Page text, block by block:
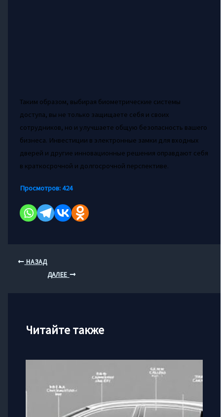
Таким образом, выбирая биометрические системы
доступа, вы не только защищаете себя и своих
сотрудников, но и улучшаете общую безопасность вашего
бизнеса. Инвестиции в электронные замки для входных
дверей и другие инновационные решения оправдают себя
в краткосрочной и долгосрочной перспективе.
Просмотров:424
НАЗАД
ДАЛЕЕ
Читайте также